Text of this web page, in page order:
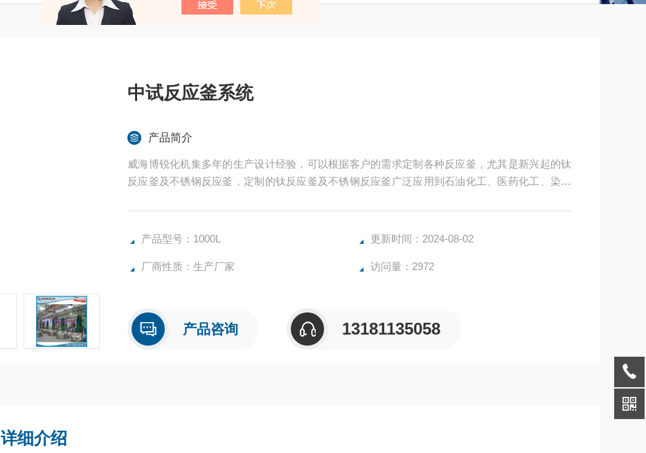
中试反应釜系统
产品简介
威海博锐化机集多年的生产设计经验，可以根据客户的需求定制各种反应釜，尤其是新兴起的钛
反应釜及不锈钢反应釜，定制的钛反应釜及不锈钢反应釜广泛应用到石油化工、医药化工、染料
产品型号：1000L 更新时间：2024-08-02
厂商性质：生产厂家 访问量：2972
产品咨询 13181135058
详细介绍